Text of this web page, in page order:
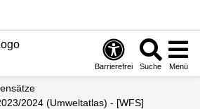
Barrierefrei Suche Menü
2024 (Umweltatlas) - [WFS]